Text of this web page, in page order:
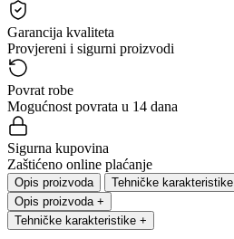
Garancija kvaliteta
Provjereni i sigurni proizvodi
Povrat robe
Mogućnost povrata u 14 dana
Sigurna kupovina
Zaštićeno online plaćanje
Opis proizvoda
Tehničke karakteristike
Opis proizvoda +
Tehničke karakteristike +